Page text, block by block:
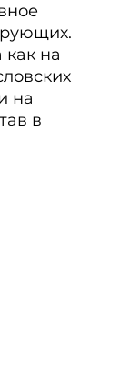
как на
на
в